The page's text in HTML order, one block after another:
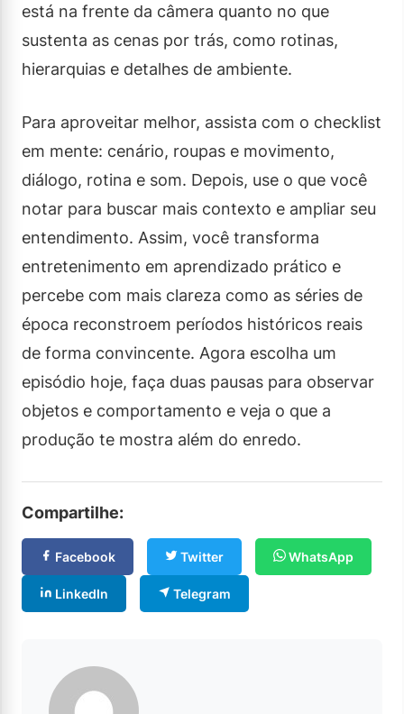
está na frente da câmera quanto no que
sustenta as cenas por trás, como rotinas,
hierarquias e detalhes de ambiente.
Para aproveitar melhor, assista com o checklist
em mente: cenário, roupas e movimento,
diálogo, rotina e som. Depois, use o que você
notar para buscar mais contexto e ampliar seu
entendimento. Assim, você transforma
entretenimento em aprendizado prático e
percebe com mais clareza como as séries de
época reconstroem períodos históricos reais
de forma convincente. Agora escolha um
episódio hoje, faça duas pausas para observar
objetos e comportamento e veja o que a
produção te mostra além do enredo.
Compartilhe:
Facebook Twitter WhatsApp
LinkedIn Telegram